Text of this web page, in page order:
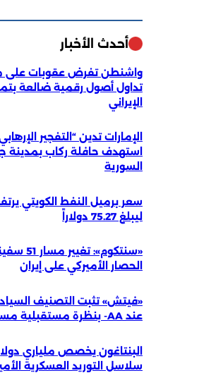
أحدث الأخبار
واشنطن تفرض عقوبات على
تداول أصول رقمية ضالعة
الإيراني
الإمارات تدين “التفجير
استهدف حافلة ركاب بمدينة
السورية
ليبلغ 75.27 دولاراً
«سنتكوم»:
الحصار الأميركي على إيران
«فيتش» تثبت التصنيف
عند AA- بنظرة مستقبلية مستقرة
البنتاغون يخصص ملياري
سلاسل التوريد العسكرية